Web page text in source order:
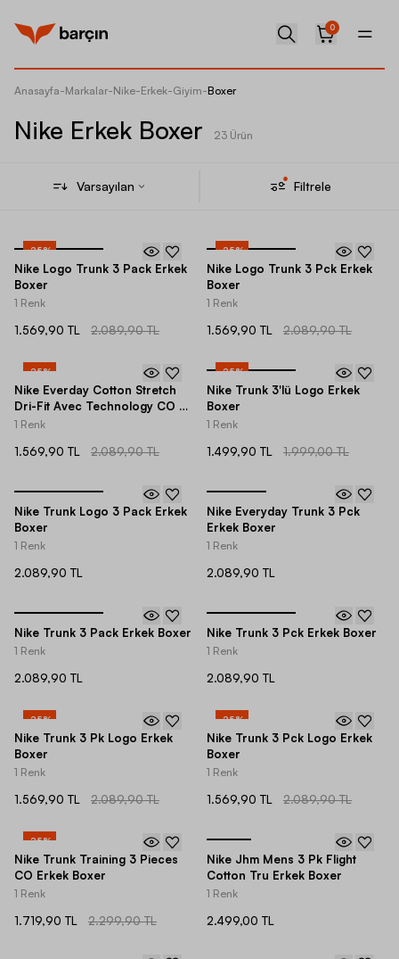
0
Anasayfa-Markalar-Nike-Erkek-Giyim-Boxer
Nike Erkek Boxer 23 Ürün
Varsayılan Filtrele
-25%
Nike Logo Trunk 3 Pack Erkek
Boxer
1 Renk
1.569,90 TL 2.089,90 TL
-25%
Nike Logo Trunk 3 Pck Erkek
Boxer
1 Renk
1.569,90 TL 2.089,90 TL
-25%
Nike Everday Cotton Stretch
Dri-Fit Avec Technology CO 3
Pieces Erkek Boxer
1 Renk
1.569,90 TL 2.089,90 TL
-25%
Nike Trunk 3'lü Logo Erkek
Boxer
1 Renk
1.499,90 TL 1.999,00 TL
Nike Trunk Logo 3 Pack Erkek
Boxer
1 Renk
2.089,90 TL
Nike Everyday Trunk 3 Pck
Erkek Boxer
1 Renk
2.089,90 TL
Nike Trunk 3 Pack Erkek Boxer
1 Renk
2.089,90 TL
Nike Trunk 3 Pck Erkek Boxer
1 Renk
2.089,90 TL
-25%
Nike Trunk 3 Pk Logo Erkek
Boxer
1 Renk
1.569,90 TL 2.089,90 TL
-25%
Nike Trunk 3 Pck Logo Erkek
Boxer
1 Renk
1.569,90 TL 2.089,90 TL
-25%
Nike Trunk Training 3 Pieces
CO Erkek Boxer
1 Renk
1.719,90 TL 2.299,90 TL
Nike Jhm Mens 3 Pk Flight
Cotton Tru Erkek Boxer
1 Renk
2.499,00 TL